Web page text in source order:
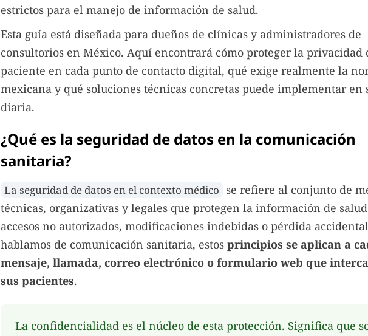
estrictos para el manejo de información de salud.
Esta guía está diseñada para dueños de clínicas y administradores de
consultorios en México. Aquí encontrará cómo proteger la privacidad
paciente en cada punto de contacto digital, qué exige realmente la
mexicana y qué soluciones técnicas concretas puede implementar en
diaria.
¿Qué es la seguridad de datos en la comunicación
sanitaria?
La seguridad de datos en el contexto médico se refiere al conjunto de
técnicas, organizativas y legales que protegen la información de
accesos no autorizados, modificaciones indebidas o pérdida
hablamos de comunicación sanitaria, estos principios se aplican a
mensaje, llamada, correo electrónico o formulario web que
sus pacientes.
La confidencialidad es el núcleo de esta protección. Significa que